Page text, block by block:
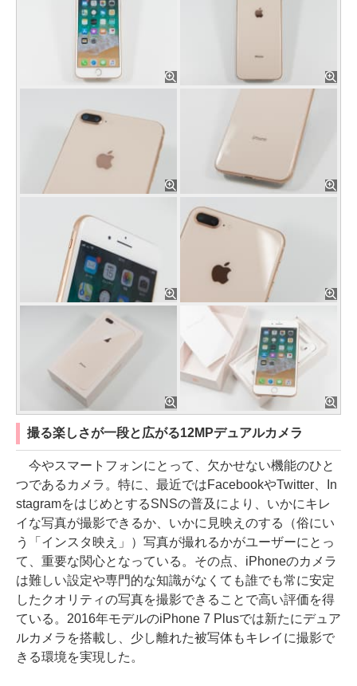
撮る楽しさが一段と広がる12MPデュアルカメラ
今やスマートフォンにとって、欠かせない機能のひと
つであるカメラ。特に、最近ではFacebookやTwitter、In
stagramをはじめとするSNSの普及により、いかにキレ
イな写真が撮影できるか、いかに見映えのする（俗にい
う「インスタ映え」）写真が撮れるかがユーザーにとっ
て、重要な関心となっている。その点、iPhoneのカメラ
は難しい設定や専門的な知識がなくても誰でも常に安定
したクオリティの写真を撮影できることで高い評価を得
ている。2016年モデルのiPhone 7 Plusでは新たにデュア
ルカメラを搭載し、少し離れた被写体もキレイに撮影で
きる環境を実現した。